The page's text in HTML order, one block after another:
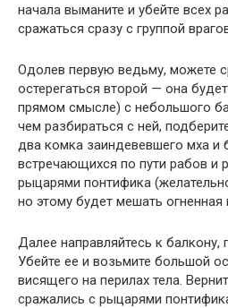
начала выманите и убейте всех
сражаться сразу с группой
Одолев первую ведьму, можете
остерегаться второй — она
прямом смысле) с небольшого
чем разбираться с ней,
два комка заиндевевшего мха и
встречающихся по пути рабов и
рыцарями понтифика
но этому будет мешать огненная
Далее направляйтесь к балкону,
Убейте ее и возьмите большой
висящего на перилах тела.
сражались с рыцарями